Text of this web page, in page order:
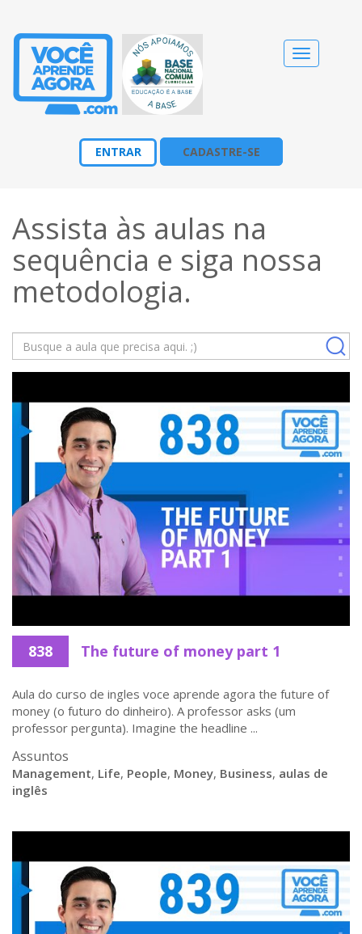
Alternar
navegação
ENTRAR CADASTRE-SE
Assista às aulas na
sequência e siga nossa
metodologia.
838 The future of money part 1
Aula do curso de ingles voce aprende agora the future of
money (o futuro do dinheiro). A professor asks (um
professor pergunta). Imagine the headline ...
Assuntos
Management, Life, People, Money, Business, aulas de
inglês